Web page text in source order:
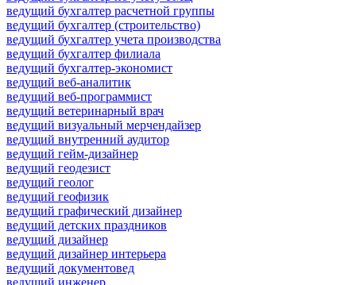
ведущий бухгалтер расчетной группы
ведущий бухгалтер (строительство)
ведущий бухгалтер учета производства
ведущий бухгалтер филиала
ведущий бухгалтер-экономист
ведущий веб-аналитик
ведущий веб-программист
ведущий ветеринарный врач
ведущий визуальный мерчендайзер
ведущий внутренний аудитор
ведущий гейм-дизайнер
ведущий геодезист
ведущий геолог
ведущий геофизик
ведущий графический дизайнер
ведущий детских праздников
ведущий дизайнер
ведущий дизайнер интерьера
ведущий документовед
ведущий инженер